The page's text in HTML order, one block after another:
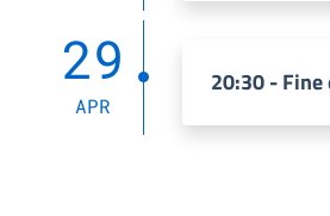
29
APR
20:30 - Fine